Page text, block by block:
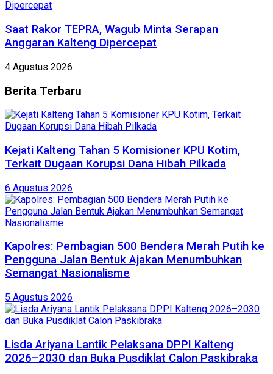
Saat Rakor TEPRA, Wagub Minta Serapan
Anggaran Kalteng Dipercepat
4 Agustus 2026
Berita Terbaru
Kejati Kalteng Tahan 5 Komisioner KPU Kotim,
Terkait Dugaan Korupsi Dana Hibah Pilkada
6 Agustus 2026
Kapolres: Pembagian 500 Bendera Merah Putih ke
Pengguna Jalan Bentuk Ajakan Menumbuhkan
Semangat Nasionalisme
5 Agustus 2026
Lisda Ariyana Lantik Pelaksana DPPI Kalteng
2026–2030 dan Buka Pusdiklat Calon Paskibraka